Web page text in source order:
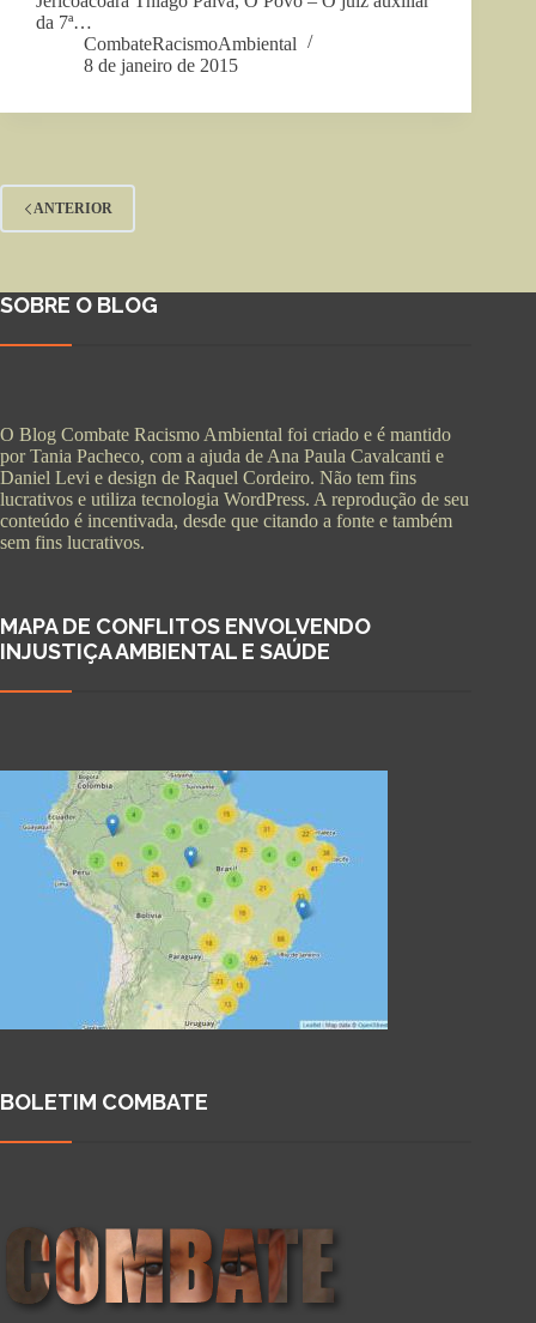
da 7ª…
CombateRacismoAmbiental
8 de janeiro de 2015
ANTERIOR
SOBRE O BLOG
O Blog Combate Racismo Ambiental foi criado e é mantido
por Tania Pacheco, com a ajuda de Ana Paula Cavalcanti e
Daniel Levi e design de Raquel Cordeiro. Não tem fins
lucrativos e utiliza tecnologia WordPress. A reprodução de seu
conteúdo é incentivada, desde que citando a fonte e também
sem fins lucrativos.
MAPA DE CONFLITOS ENVOLVENDO
INJUSTIÇA AMBIENTAL E SAÚDE
BOLETIM COMBATE